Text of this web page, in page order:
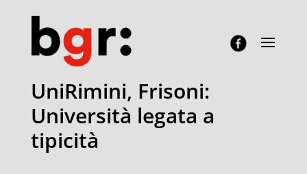
UniRimini, Frisoni:
Università legata a
tipicità